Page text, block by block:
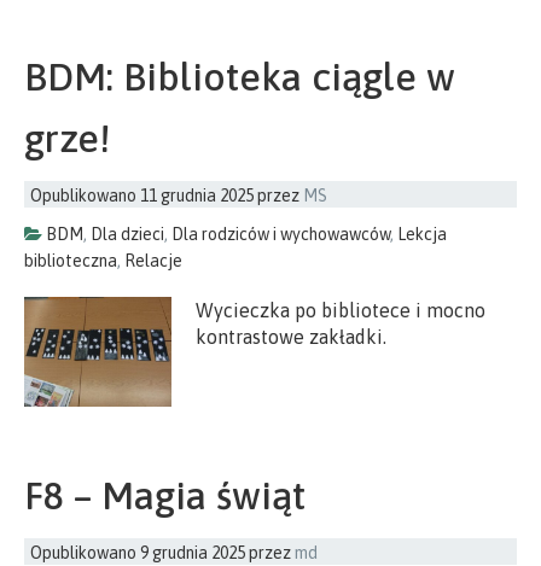
BDM: Biblioteka ciągle w
grze!
Opublikowano 11 grudnia 2025przez MS
BDM, Dla dzieci, Dla rodziców i wychowawców, Lekcja
biblioteczna, Relacje
Wycieczka po bibliotece i mocno
kontrastowe zakładki.
F8 – Magia świąt
Opublikowano 9 grudnia 2025przezmd